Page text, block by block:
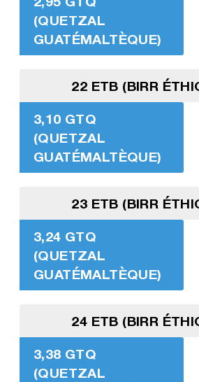
(QUETZAL
GUATÉMALTÈQUE)
22 ETB (BIRR
3,10 GTQ
(QUETZAL
GUATÉMALTÈQUE)
23 ETB (BIRR
3,24 GTQ
(QUETZAL
GUATÉMALTÈQUE)
24 ETB (BIRR
3,38 GTQ
(QUETZAL